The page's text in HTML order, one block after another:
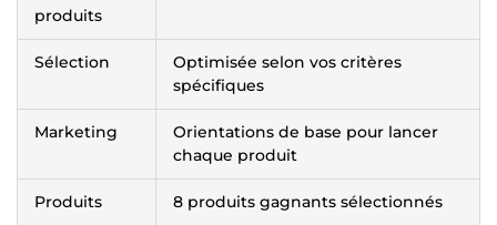
produits
Sélection
Optimisée selon vos critères
spécifiques
Marketing
Orientations de base pour lancer
chaque produit
Produits 8 produits gagnants sélectionnés